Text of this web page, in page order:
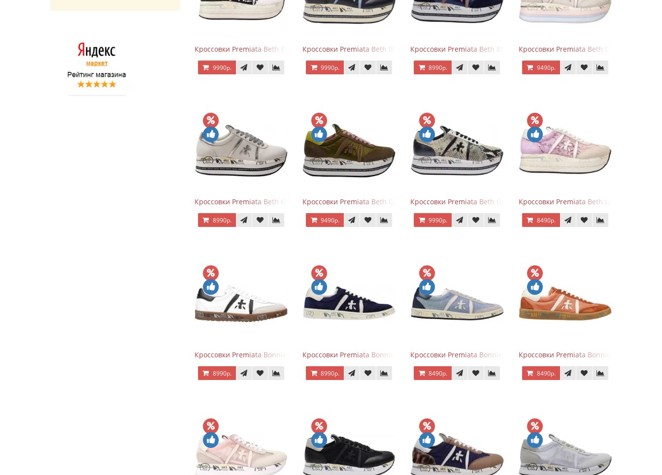
Кроссовки Premiata Beth Black White
9990р.
Кроссовки Premiata Beth Black Blue
9990р.
Кроссовки Premiata Beth Blue White
8990р.
Кроссовки Premiata Beth Cream Sand
9490р.
Кроссовки Premiata Beth Grey Silver
8990р.
Кроссовки Premiata Beth Green Pink
9490р.
Кроссовки Premiata Beth Grey Python
9990р.
Кроссовки Premiata Beth Lace Light Pink
8490р.
Кроссовки Premiata Bonnie Black White
8990р.
Кроссовки Premiata Bonnie Blue
8990р.
Кроссовки Premiata Bonnie серо-голубые
8490р.
Кроссовки Premiata Bonnie Brick Orange
8490р.